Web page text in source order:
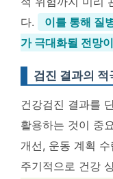
다.
이를 통해 질
가 극대화될 전망
검진 결과의
건강검진 결과를
활용하는 것이 중
개선, 운동 계획
주기적으로 건강